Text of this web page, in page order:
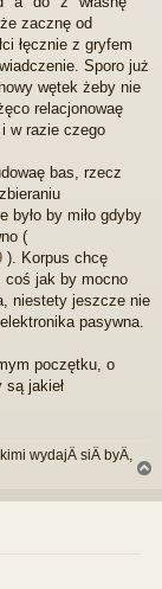
zacznę od
łęcznie z gryfem
Sporo już
wętek żeby nie
relacjonowaę
w razie czego
bas, rzecz
było by miło gdyby
(
). Korpus chcę
coś jak by mocno
niestety jeszcze nie
pasywna.
poczętku, o
jakieł
wydajÄ siÄ byÄ,
g